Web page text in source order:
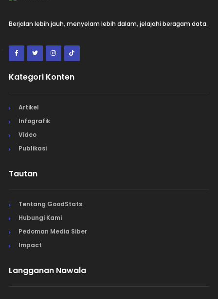
Berjalan lebih jauh, menyelam lebih dalam, jelajahi beragam data.
Kategori Konten
Artikel
Infografik
Video
Publikasi
Tautan
Tentang GoodStats
Hubungi Kami
Pedoman Media Siber
Impact
Langganan Nawala